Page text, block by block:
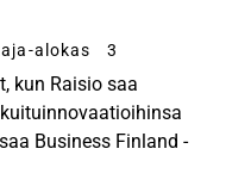
alokas 3
kun Raisio saa
Business Finland -